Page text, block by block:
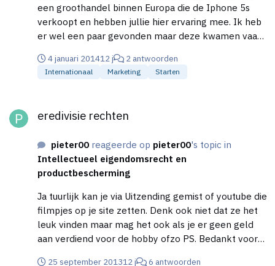
een groothandel binnen Europa die de Iphone 5s
verkoopt en hebben jullie hier ervaring mee. Ik heb
er wel een paar gevonden maar deze kwamen vaak
vertrouwen. Alvast bedankt,
4 januari 201412 j 2 antwoorden
Internationaal Marketing Starten
eredivisie rechten
pieter00 reageerde op pieter00's topic in
Intellectueel eigendomsrecht en
productbescherming
Ja tuurlijk kan je via Uitzending gemist of youtube die
filmpjes op je site zetten. Denk ook niet dat ze het
leuk vinden maar mag het ook als je er geen geld
aan verdiend voor de hobby ofzo PS. Bedankt voor
25 september 201312 j 6 antwoorden